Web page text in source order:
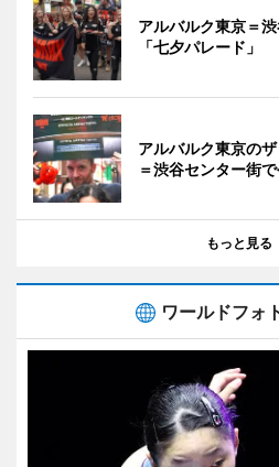
アルバルク東京＝
「七夕パレード」
アルバルク東京の
＝渋谷センター街
もっと見る
ワールドフォ